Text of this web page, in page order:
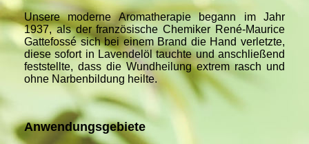
Unsere moderne Aromatherapie begann im Jahr
1937, als der französische Chemiker René-Maurice
Gattefossé sich bei einem Brand die Hand verletzte,
diese sofort in Lavendelöl tauchte und anschließend
feststellte, dass die Wundheilung extrem rasch und
ohne Narbenbildung heilte.
Anwendungsgebiete